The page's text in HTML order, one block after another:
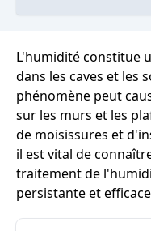
L'humidité constitue
dans les caves et les
phénomène peut
sur les murs et les
de moisissures et
il est vital de
traitement de
persistante et